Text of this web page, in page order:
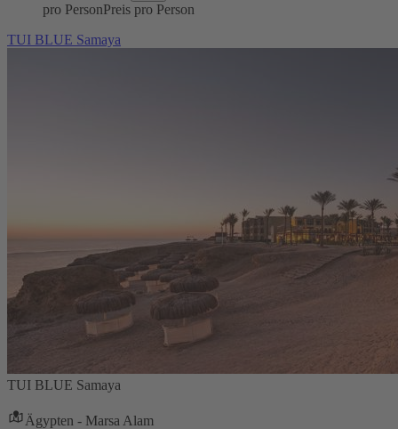
pro PersonPreis pro Person
TUI BLUE Samaya
TUI BLUE Samaya
Ägypten - Marsa Alam